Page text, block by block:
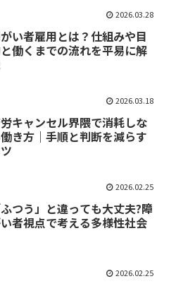
2026.03.28
い者雇用とは？仕組みや目
働くまでの流れを平易に解
2026.03.18
キャンセル界隈で消耗しな
き方｜手順と判断を減らす
2026.02.25
ふつう」と違っても大丈夫?障
者視点で考える多様性社会
2026.02.25